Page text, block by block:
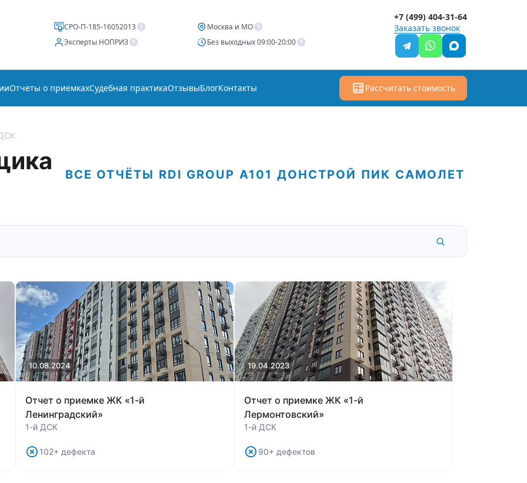
СРО-П-185-16052013
Москва и МО
Эксперты НОПРИЗ
Без выходных 09:00-20:00
Заказать звонок
+7 (499) 404-31-64
Отчеты о приемкахСудебная практикаОтзывыБлогКонтакты Рассчитать стоимость
ВСЕ ОТЧЁТЫ RDI GROUP А101 ДОНСТРОЙ ПИК САМОЛЕТ
10.08.2024
Отчет о приемке ЖК «1-й
Ленинградский»
1-й ДСК
102+ дефекта
19.04.2023
Отчет о приемке ЖК «1-й
Лермонтовский»
1-й ДСК
90+ дефектов